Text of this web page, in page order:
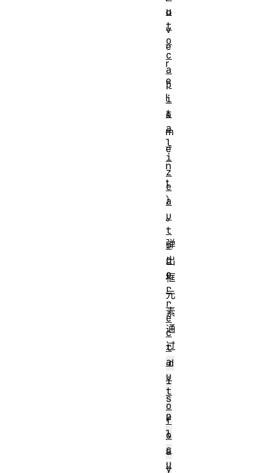
o
v
e
r
e
l
e
m
e
n
t
）
。
弹
出
框
元
素
通
过
d
i
s
p
l
a
y
u
t
o
c
a
p
i
t
a
l
i
z
e
a
u
t
o
c
o
r
r
e
c
t
a
u
t
o
f
o
c
u